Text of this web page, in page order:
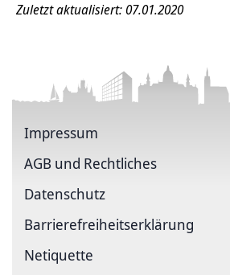
Zuletzt aktualisiert: 07.01.2020
Impressum
AGB und Rechtliches
Datenschutz
Barriere­freiheits­erklärung
Netiquette